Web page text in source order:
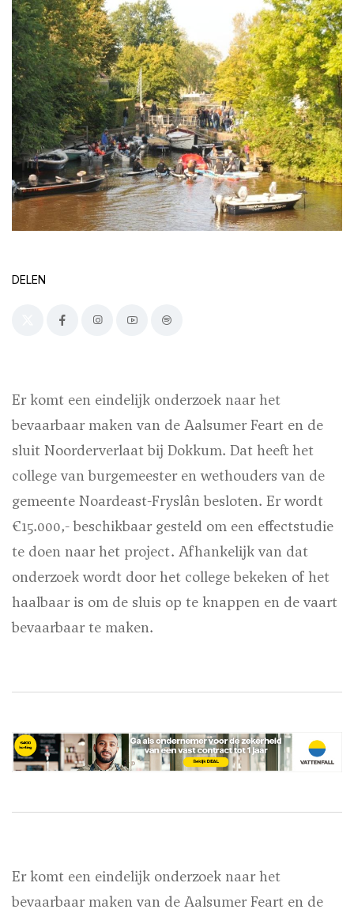
DELEN
Er komt een eindelijk onderzoek naar het
bevaarbaar maken van de Aalsumer Feart en de
sluit Noorderverlaat bij Dokkum. Dat heeft het
college van burgemeester en wethouders van de
gemeente Noardeast-Fryslân besloten. Er wordt
€15.000,- beschikbaar gesteld om een effectstudie
te doen naar het project. Afhankelijk van dat
onderzoek wordt door het college bekeken of het
haalbaar is om de sluis op te knappen en de vaart
bevaarbaar te maken.
Er komt een eindelijk onderzoek naar het
bevaarbaar maken van de Aalsumer Feart en de